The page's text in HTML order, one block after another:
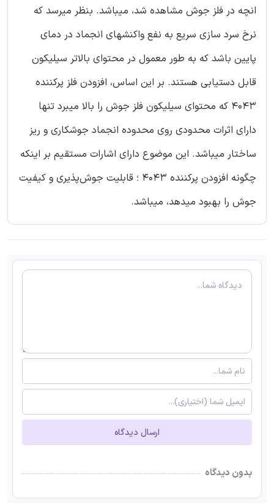
انچه در فلز جوش مشاهده شد، میباشد. بنظر میرسد که
نرخ سرد سازی سریع به نفع واکنشهای انجماد در دمای
پایین باشد که به طور معمول در محتوای بالاتر سیلیکون
قابل دستیابی هستند. بر این اساس، افزودن فلز پرکننده
4043 که محتوای سیلیکون فلز جوش را بالا میبرد تنها
دارای اثرات محدودی روی محدوده انجماد جوشکاری و ریز
ساختار میباشد. این موضوع دارای اشارات مستقیم بر اینکه
چگونه افزودن پرکننده 4043 ؛ قابلیت جوش‌پذیری و کیفیت
جوش را بهبود میدهد، میباشد.
ارسال دیدگاه
بدون دیدگاه